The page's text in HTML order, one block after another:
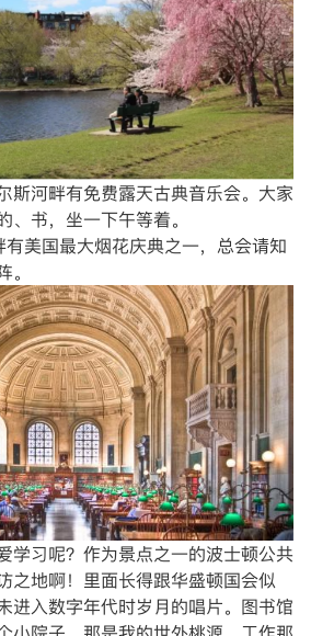
斯河畔有免费露天古典音乐会。大家
书，坐一下午等着。
美国最大烟花庆典之一，总会请知
学习呢？作为景点之一的波士顿公共
之地啊！里面长得跟华盛顿国会似
进入数字年代时岁月的唱片。图书馆